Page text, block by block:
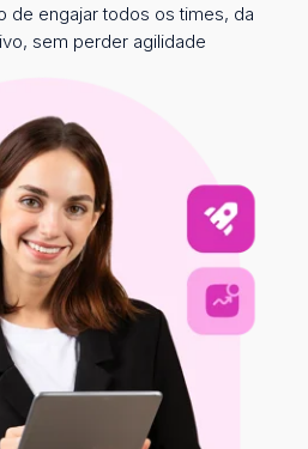
de engajar todos os times, da
sem perder agilidade